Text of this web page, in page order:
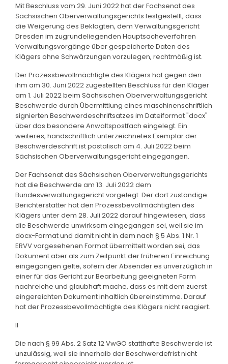
Mit Beschluss vom 29. Juni 2022 hat der Fachsenat des
Sächsischen Oberverwaltungsgerichts festgestellt, dass
die Weigerung des Beklagten, dem Verwaltungsgericht
Dresden im zugrundeliegenden Hauptsacheverfahren
Verwaltungsvorgänge über gespeicherte Daten des
Klägers ohne Schwärzungen vorzulegen, rechtmäßig ist.
Der Prozessbevollmächtigte des Klägers hat gegen den
ihm am 30. Juni 2022 zugestellten Beschluss für den Kläger
am 1. Juli 2022 beim Sächsischen Oberverwaltungsgericht
Beschwerde durch Übermittlung eines maschinenschriftlich
signierten Beschwerdeschriftsatzes im Dateiformat "docx"
über das besondere Anwaltspostfach eingelegt. Ein
weiteres, handschriftlich unterzeichnetes Exemplar der
Beschwerdeschrift ist postalisch am 4. Juli 2022 beim
Sächsischen Oberverwaltungsgericht eingegangen.
Der Fachsenat des Sächsischen Oberverwaltungsgerichts
hat die Beschwerde am 13. Juli 2022 dem
Bundesverwaltungsgericht vorgelegt. Der dort zuständige
Berichterstatter hat den Prozessbevollmächtigten des
Klägers unter dem 28. Juli 2022 darauf hingewiesen, dass
die Beschwerde unwirksam eingegangen sei, weil sie im
docx-Format und damit nicht in dem nach § 5 Abs. 1 Nr. 1
ERVV vorgesehenen Format übermittelt worden sei, das
Dokument aber als zum Zeitpunkt der früheren Einreichung
eingegangen gelte, sofern der Absender es unverzüglich in
einer für das Gericht zur Bearbeitung geeigneten Form
nachreiche und glaubhaft mache, dass es mit dem zuerst
eingereichten Dokument inhaltlich übereinstimme. Darauf
hat der Prozessbevollmächtigte des Klägers nicht reagiert.
II
Die nach § 99 Abs. 2 Satz 12 VwGO statthafte Beschwerde ist
unzulässig, weil sie innerhalb der Beschwerdefrist nicht